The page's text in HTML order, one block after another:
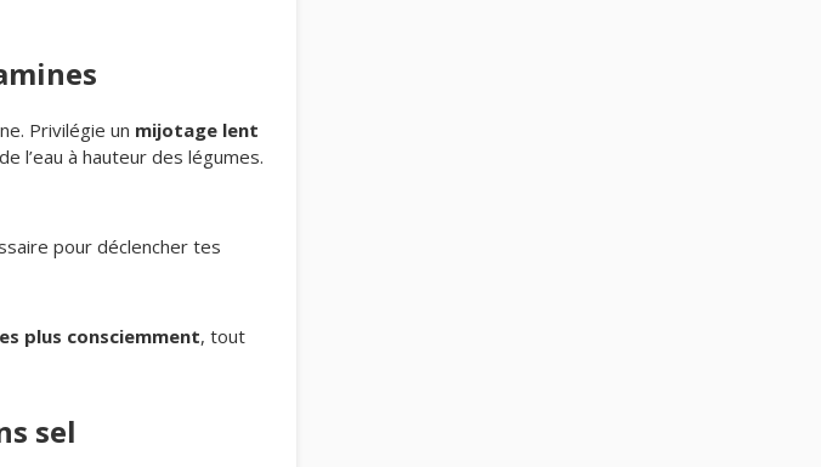
Privilégie un mijotage lent
l’eau à hauteur des légumes.
pour déclencher tes
plus consciemment, tout
sel